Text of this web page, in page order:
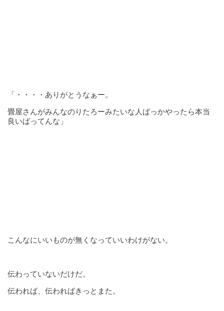
「・・・・ありがとうなぁー。
畳屋さんがみんなのりたろーみたいな人ばっかやったら本当
良いばってんな」
こんなにいいものが無くなっていいわけがない。
伝わっていないだけだ。
伝われば、伝わればきっとまた。